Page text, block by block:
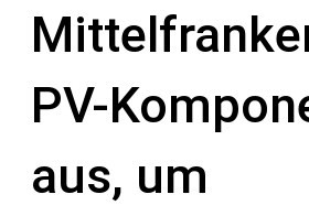
PV-
aus, um